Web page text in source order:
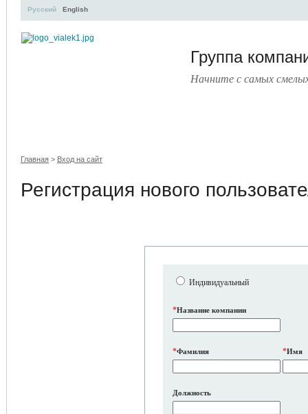
Группа
Начните с самых
Русский English
Главная > Вход на сайт
Регистрация нового
Индивидуальный
*Название компании
*Фамилия *Имя
Должность